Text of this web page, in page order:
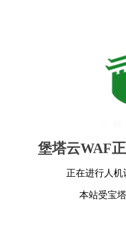
堡塔云WAF
正在进行人机
本站受宝